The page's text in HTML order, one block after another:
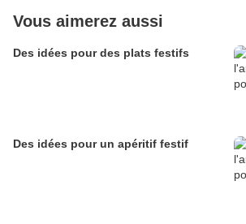
Vous aimerez aussi
Des idées pour des plats festifs
Des idées pour un apéritif festif